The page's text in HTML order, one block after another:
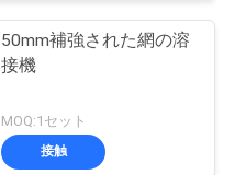
50mm補強された網の溶
接機
MOQ:1セット
接触